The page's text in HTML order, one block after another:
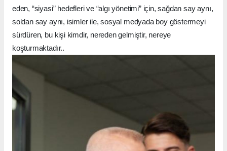
eden, “siyasi” hedefleri ve “algı yönetimi” için, sağdan say aynı,
soldan say aynı, isimler ile, sosyal medyada boy göstermeyi
sürdüren, bu kişi kimdir, nereden gelmiştir, nereye
koşturmaktadır..